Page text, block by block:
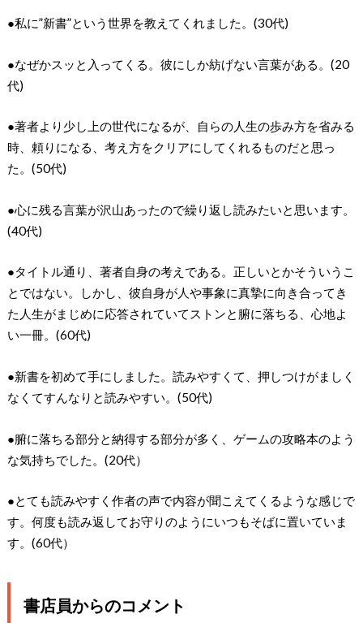
●私に”新書”という世界を教えてくれました。(30代)
●なぜかスッと入ってくる。彼にしか紡げない言葉がある。(20
代)
●著者より少し上の世代になるが、自らの人生の歩み方を省みる
時、頼りになる、考え方をクリアにしてくれるものだと思っ
た。(50代)
●心に残る言葉が沢山あったので繰り返し読みたいと思います。
(40代)
●タイトル通り、著者自身の考えである。正しいとかそういうこ
とではない。しかし、彼自身が人や事象に真摯に向き合ってき
た人生がまじめに応答されていてストンと腑に落ちる、心地よ
い一冊。(60代)
●新書を初めて手にしました。読みやすくて、押しつけがましく
なくてすんなりと読みやすい。(50代)
●腑に落ちる部分と納得する部分が多く、ゲームの攻略本のよう
な気持ちでした。(20代）
●とても読みやすく作者の声で内容が聞こえてくるような感じで
す。何度も読み返してお守りのようにいつもそばに置いていま
す。(60代）
書店員からのコメント